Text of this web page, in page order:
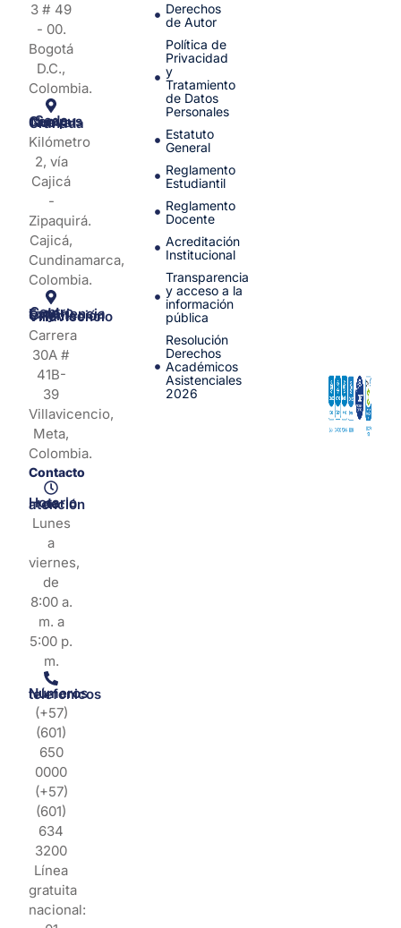
3 # 49
- 00.
Bogotá
D.C.,
Colombia.
Sede Campus Nueva Granada
Kilómetro
2, vía
Cajicá
-
Zipaquirá.
Cajicá,
Cundinamarca,
Colombia.
Centro de Experiencia y Orientación Villavicencio
Carrera
30A #
41B-
39
Villavicencio,
Meta,
Colombia.
Contacto
Horario de atención
Lunes
a
viernes,
de
8:00 a.
m. a
5:00 p.
m.
Números telefonicos
(+57)
(601)
650
0000
(+57)
(601)
634
3200
Línea
gratuita
nacional:
Derechos
de Autor
Política de
Privacidad
y
Tratamiento
de Datos
Personales
Estatuto
General
Reglamento
Estudiantil
Reglamento
Docente
Acreditación
Institucional
Transparencia
y acceso a la
información
pública
Resolución
Derechos
Académicos
Asistenciales
2026